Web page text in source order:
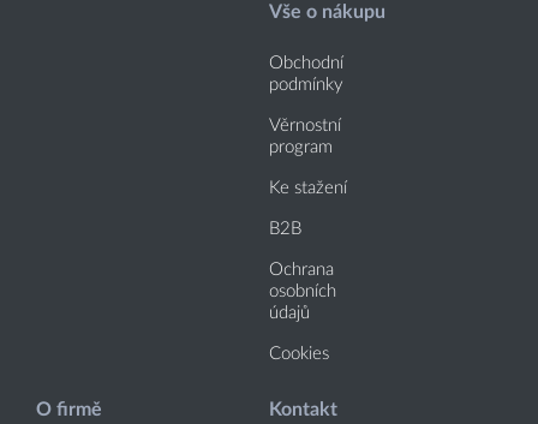
Vše o nákupu
Obchodní
podmínky
Věrnostní
program
Ke stažení
B2B
Ochrana
osobních
údajů
Cookies
O firmě Kontakt